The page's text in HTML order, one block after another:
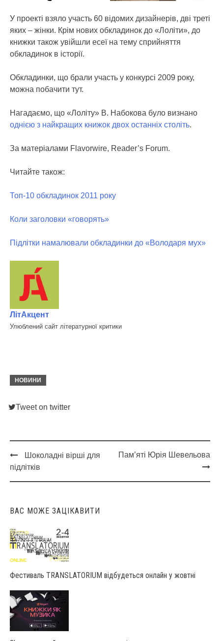
У проекті взяло участь 60 відомих дизайнерів, дві треті
яких – жінки. Крім нових обкладинок до «Лоліти», до
книжки також увійшли есеї на тему сприйняття
обкладинок в історії.
Обкладинки, що брали участь у конкурсі 2009 року,
можна побачити тут.
Нагадаємо, що «Лоліту» В. Набокова було визнано
однією з найкращих книжок двох останніх століть.
За матеріалами Flavorwire, Reader’s Forum.
Читайте також:
Топ-10 обкладинок 2011 року
Коли заголовки «говорять»
Підлітки намалювали обкладинки до «Володаря мух»
ЛітАкцент
Улюблений сайт літературної критики
НОВИНИ
Tweet on twitter
Post
navigation
Шоколадні вірші для
підлітків
Пам’яті Юрія Шевельова
ВАС МОЖЕ ЗАЦІКАВИТИ
Фестиваль TRANSLATORIUM відбудеться онлайн у жовтні